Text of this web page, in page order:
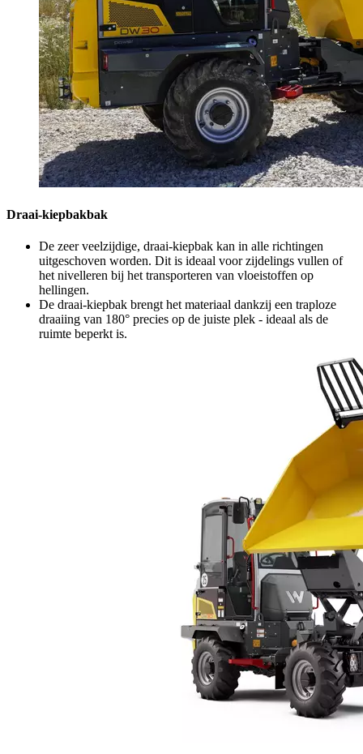
Draai-kiepbakbak
De zeer veelzijdige, draai-kiepbak kan in alle richtingen
uitgeschoven worden. Dit is ideaal voor zijdelings vullen of
het nivelleren bij het transporteren van vloeistoffen op
hellingen.
De draai-kiepbak brengt het materiaal dankzij een traploze
draaiing van 180° precies op de juiste plek - ideaal als de
ruimte beperkt is.